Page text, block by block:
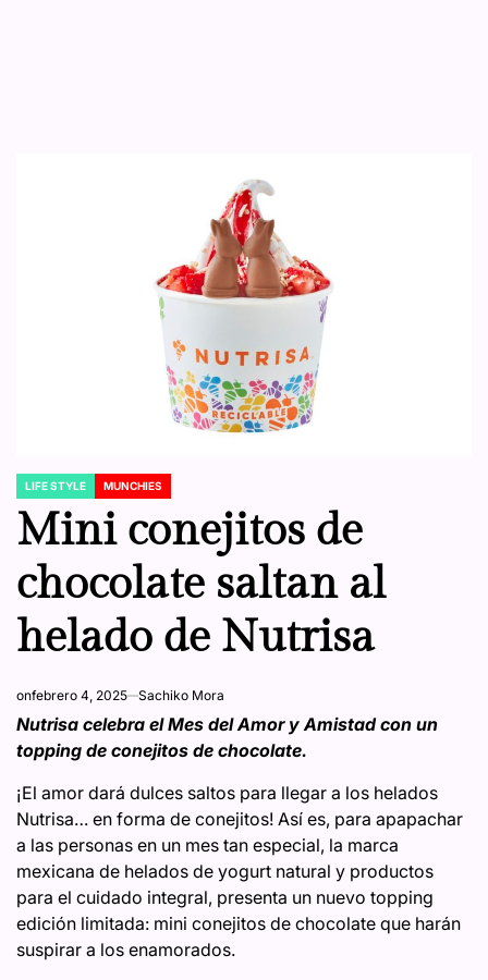
POSTED
IN
LIFE STYLE MUNCHIES
Mini conejitos de
chocolate saltan al
helado de Nutrisa
onfebrero 4, 2025 Sachiko Mora
Nutrisa celebra el Mes del Amor y Amistad con un
topping de conejitos de chocolate.
¡El amor dará dulces saltos para llegar a los helados
Nutrisa… en forma de conejitos! Así es, para apapachar
a las personas en un mes tan especial, la marca
mexicana de helados de yogurt natural y productos
para el cuidado integral, presenta un nuevo topping
edición limitada: mini conejitos de chocolate que harán
suspirar a los enamorados.